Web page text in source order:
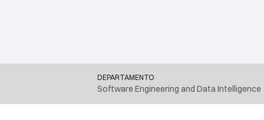
DEPARTAMENTO
Software Engineering and Data Intelligence